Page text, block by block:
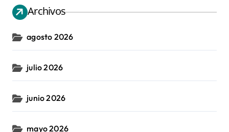
Archivos
agosto 2026
julio 2026
junio 2026
mayo 2026